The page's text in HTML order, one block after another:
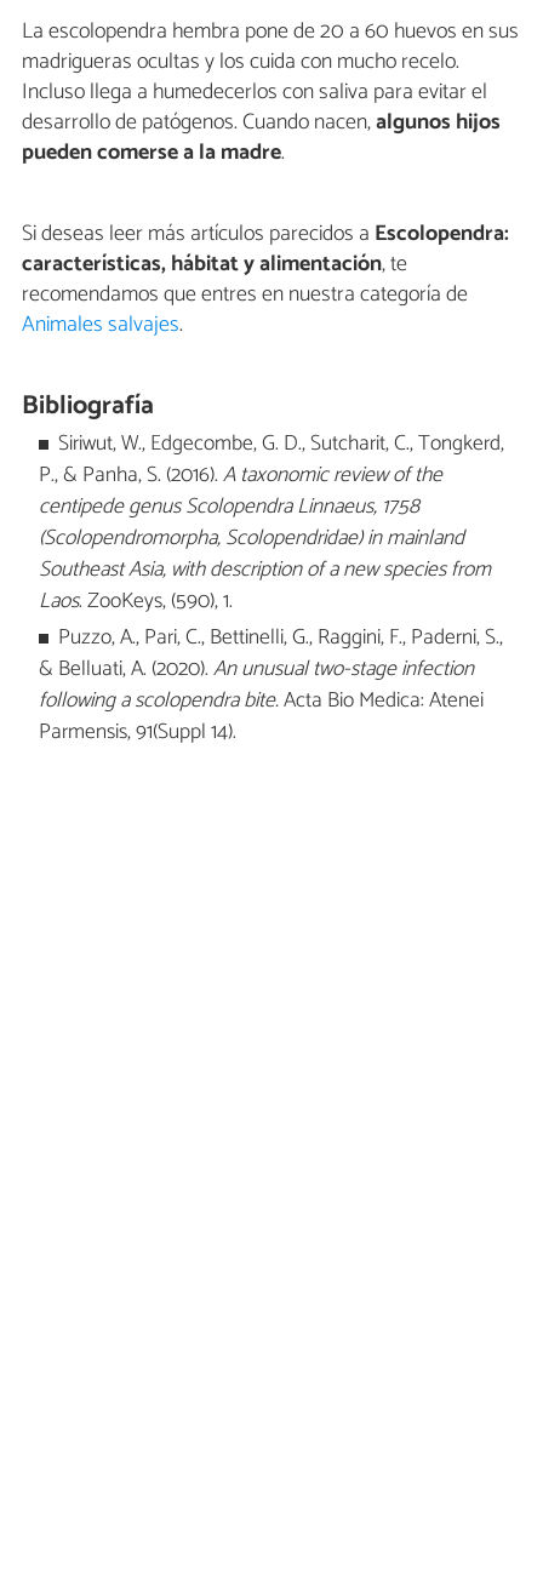
La escolopendra hembra pone de 20 a 60 huevos en sus
madrigueras ocultas y los cuida con mucho recelo.
Incluso llega a humedecerlos con saliva para evitar el
desarrollo de patógenos. Cuando nacen,algunos hijos
pueden comerse a la madre.
Si deseas leer más artículos parecidos a Escolopendra:
características, hábitat y alimentación, te
recomendamos que entres en nuestra categoría de
Animales salvajes.
Bibliografía
Siriwut, W., Edgecombe, G. D., Sutcharit, C., Tongkerd,
P., & Panha, S. (2016).A taxonomic review of the
centipede genus Scolopendra Linnaeus, 1758
(Scolopendromorpha, Scolopendridae) in mainland
Southeast Asia, with description of a new species from
Laos. ZooKeys, (590), 1.
Puzzo, A., Pari, C., Bettinelli, G., Raggini, F., Paderni, S.,
& Belluati, A. (2020).An unusual two-stage infection
following a scolopendra bite.Acta Bio Medica: Atenei
Parmensis, 91(Suppl 14).